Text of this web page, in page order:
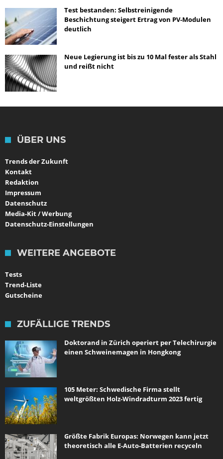
Test bestanden: Selbstreinigende
Beschichtung steigert Ertrag von PV-Modulen
deutlich
Neue Legierung ist bis zu 10 Mal fester als Stahl
und reißt nicht
ÜBER UNS
Trends der Zukunft
Kontakt
Redaktion
Impressum
Datenschutz
Media-Kit / Werbung
Datenschutz-Einstellungen
WEITERE ANGEBOTE
Tests
Trend-Liste
Gutscheine
ZUFÄLLIGE TRENDS
Doktorand in Zürich operiert per Telechirurgie
einen Schweinemagen in Hongkong
105 Meter: Schwedische Firma stellt
weltgrößten Holz-Windradturm 2023 fertig
Größte Fabrik Europas: Norwegen kann jetzt
theoretisch alle E-Auto-Batterien recyceln